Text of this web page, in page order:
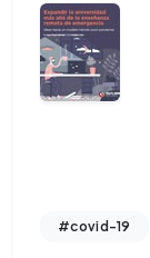
#covid-19